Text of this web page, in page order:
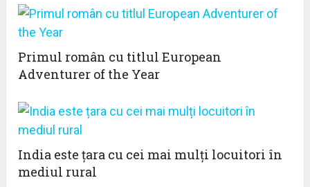
Primul român cu titlul European
Adventurer of the Year
India este țara cu cei mai mulți locuitori în
mediul rural